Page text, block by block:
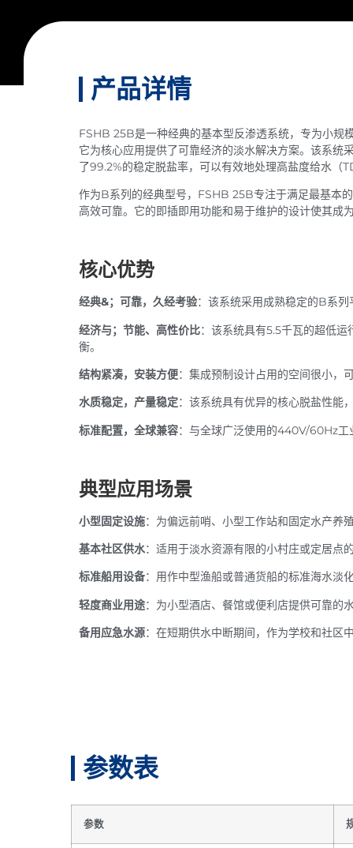
产品详情
FSHB 25B是一种经典的基本型反渗透系统，专为小规
它为核心应用提供了可靠经济的淡水解决方案。该系统
了99.2%的稳定脱盐率，可以有效地处理高盐度给水
作为B系列的经典型号，FSHB 25B专注于满足最基本
高效可靠。它的即插即用功能和易于维护的设计使其成
核心优势
经典&；可靠，久经考验：该系统采用成熟稳定的B系
经济与；节能、高性价比：该系统具有5.5千瓦的超低
衡。
结构紧凑，安装方便：集成预制设计占用的空间很小，
水质稳定，产量稳定：该系统具有优异的核心脱盐性能
标准配置，全球兼容：与全球广泛使用的440V/60Hz工
典型应用场景
小型固定设施：为偏远前哨、小型工作站和固定水产养
基本社区供水：适用于淡水资源有限的小村庄或定居点
标准船用设备：用作中型渔船或普通货船的标准海水淡
轻度商业用途：为小型酒店、餐馆或便利店提供可靠的
备用应急水源：在短期供水中断期间，作为学校和社区
参数表
参数